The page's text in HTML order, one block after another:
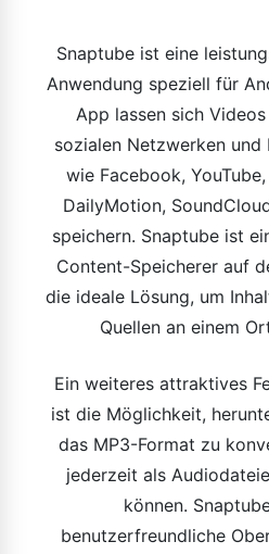
Snaptube ist eine
Anwendung speziell für
App lassen sich
sozialen Netzwerken
wie Facebook,
DailyMotion,
speichern. Snaptube ist
Content-Speicherer auf
die ideale Lösung, um
Quellen an einem
Ein weiteres attraktives
ist die Möglichkeit,
das MP3-Format zu
jederzeit als
können.
benutzerfreundliche